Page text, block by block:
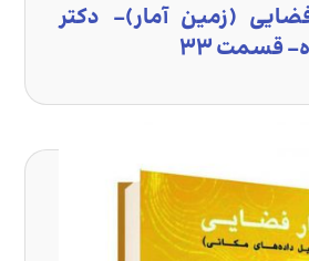
(زمین آمار)- دکتر
قسمت ۳۳